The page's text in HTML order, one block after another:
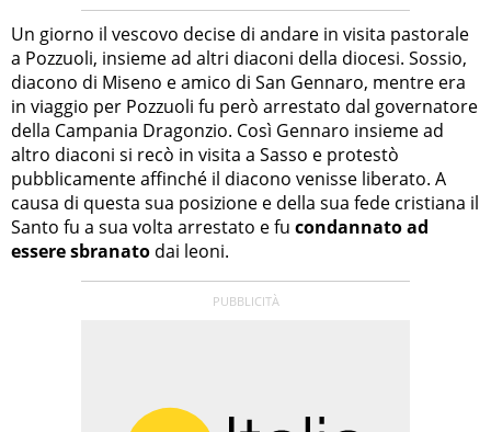
Un giorno il vescovo decise di andare in visita pastorale
a Pozzuoli, insieme ad altri diaconi della diocesi. Sossio,
diacono di Miseno e amico di San Gennaro, mentre era
in viaggio per Pozzuoli fu però arrestato dal governatore
della Campania Dragonzio. Così Gennaro insieme ad
altro diaconi si recò in visita a Sasso e protestò
pubblicamente affinché il diacono venisse liberato. A
causa di questa sua posizione e della sua fede cristiana il
Santo fu a sua volta arrestato e fu condannato ad
essere sbranato dai leoni.